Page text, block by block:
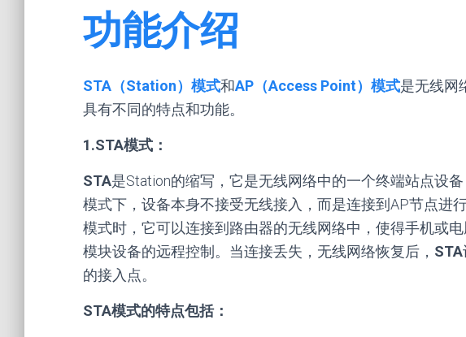
功能介绍
STA（Station）模式和AP（Access Point）模式是无线网
具有不同的特点和功能。
1.STA模式：
STA是Station的缩写，它是无线网络中的一个终端站点设
模式下，设备本身不接受无线接入，而是连接到AP节点进
模式时，它可以连接到路由器的无线网络中，使得手机或
模块设备的远程控制。当连接丢失，无线网络恢复后， STA
的接入点。
STA模式的特点包括：